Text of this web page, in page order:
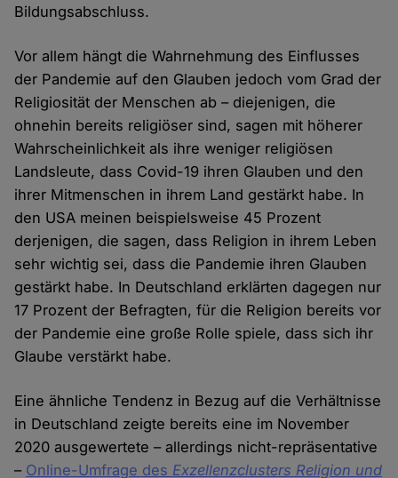
Bildungsabschluss.
Vor allem hängt die Wahrnehmung des Einflusses
der Pandemie auf den Glauben jedoch vom Grad der
Religiosität der Menschen ab – diejenigen, die
ohnehin bereits religiöser sind, sagen mit höherer
Wahrscheinlichkeit als ihre weniger religiösen
Landsleute, dass Covid-19 ihren Glauben und den
ihrer Mitmenschen in ihrem Land gestärkt habe. In
den USA meinen beispielsweise 45 Prozent
derjenigen, die sagen, dass Religion in ihrem Leben
sehr wichtig sei, dass die Pandemie ihren Glauben
gestärkt habe. In Deutschland erklärten dagegen nur
17 Prozent der Befragten, für die Religion bereits vor
der Pandemie eine große Rolle spiele, dass sich ihr
Glaube verstärkt habe.
Eine ähnliche Tendenz in Bezug auf die Verhältnisse
in Deutschland zeigte bereits eine im November
2020 ausgewertete – allerdings nicht-repräsentative
– Online-Umfrage des Exzellenzclusters Religion und